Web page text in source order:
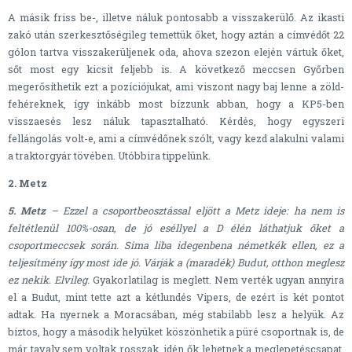
A másik friss be-, illetve náluk pontosabb a visszakerülő. Az ikasti
zakó után szerkesztőségileg temettük őket, hogy aztán a címvédőt 22
gólon tartva visszakerüljenek oda, ahova szezon elején vártuk őket,
sőt most egy kicsit feljebb is. A következő meccsen Győrben
megerősíthetik ezt a pozíciójukat, ami viszont nagy baj lenne a zöld-
fehéreknek, így inkább most bízzunk abban, hogy a KP5-ben
visszaesés lesz náluk tapasztalható. Kérdés, hogy egyszeri
fellángolás volt-e, ami a címvédőnek szólt, vagy kezd alakulni valami
a traktorgyár tövében. Utóbbira tippelünk.
2. Metz
5. Metz– Ezzel a csoportbeosztással eljött a Metz ideje: ha nem is
feltétlenül 100%-osan, de jó eséllyel a D élén láthatjuk őket a
csoportmeccsek során. Sima liba idegenbena németkék ellen, ez a
teljesítmény így most ide jó. Várják a (maradék) Budut, otthon meglesz
ez nekik. Elvileg. Gyakorlatilag is meglett. Nem verték ugyan annyira
el a Budut, mint tette azt a kétlundés Vipers, de ezért is két pontot
adtak. Ha nyernek a Moracsában, még stabilabb lesz a helyük. Az
biztos, hogy a második helyüket köszönhetik a püré csoportnak is, de
már tavaly sem voltak rosszak, idén ők lehetnek a meglepetéscsapat,